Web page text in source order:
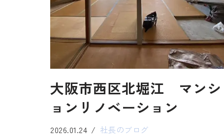
大阪市西区北堀江 マンシ
ョンリノベーション
2026.01.24 社長のブログ